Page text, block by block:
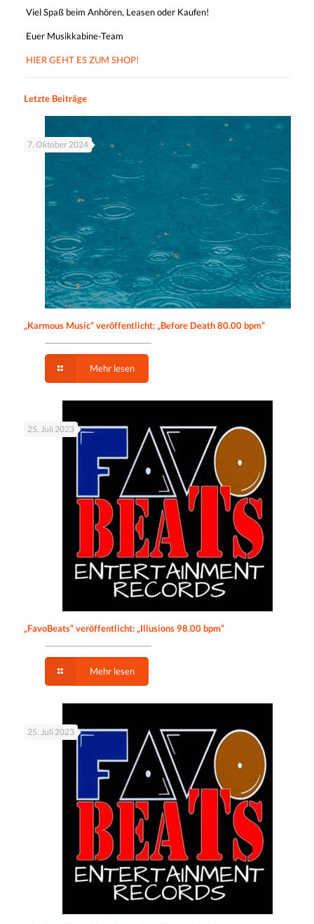
Viel Spaß beim Anhören, Leasen oder Kaufen!
Euer Musikkabine-Team
HIER GEHT ES ZUM SHOP!
Letzte Beiträge
7. Oktober 2024
„Karmous Music“ veröffentlicht: „Before Death 80.00 bpm“
Mehr lesen
25. Juli 2023
„FavoBeats“ veröffentlicht: „Illusions 98.00 bpm“
Mehr lesen
25. Juli 2023